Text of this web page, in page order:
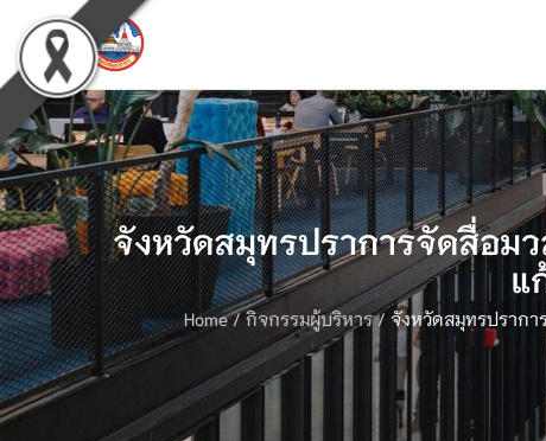
จังหวัดสมุทรปราการจัดสื่อม
แ
Home/ กิจกรรมผู้บริหาร/จังหวัดสมุทรปราก